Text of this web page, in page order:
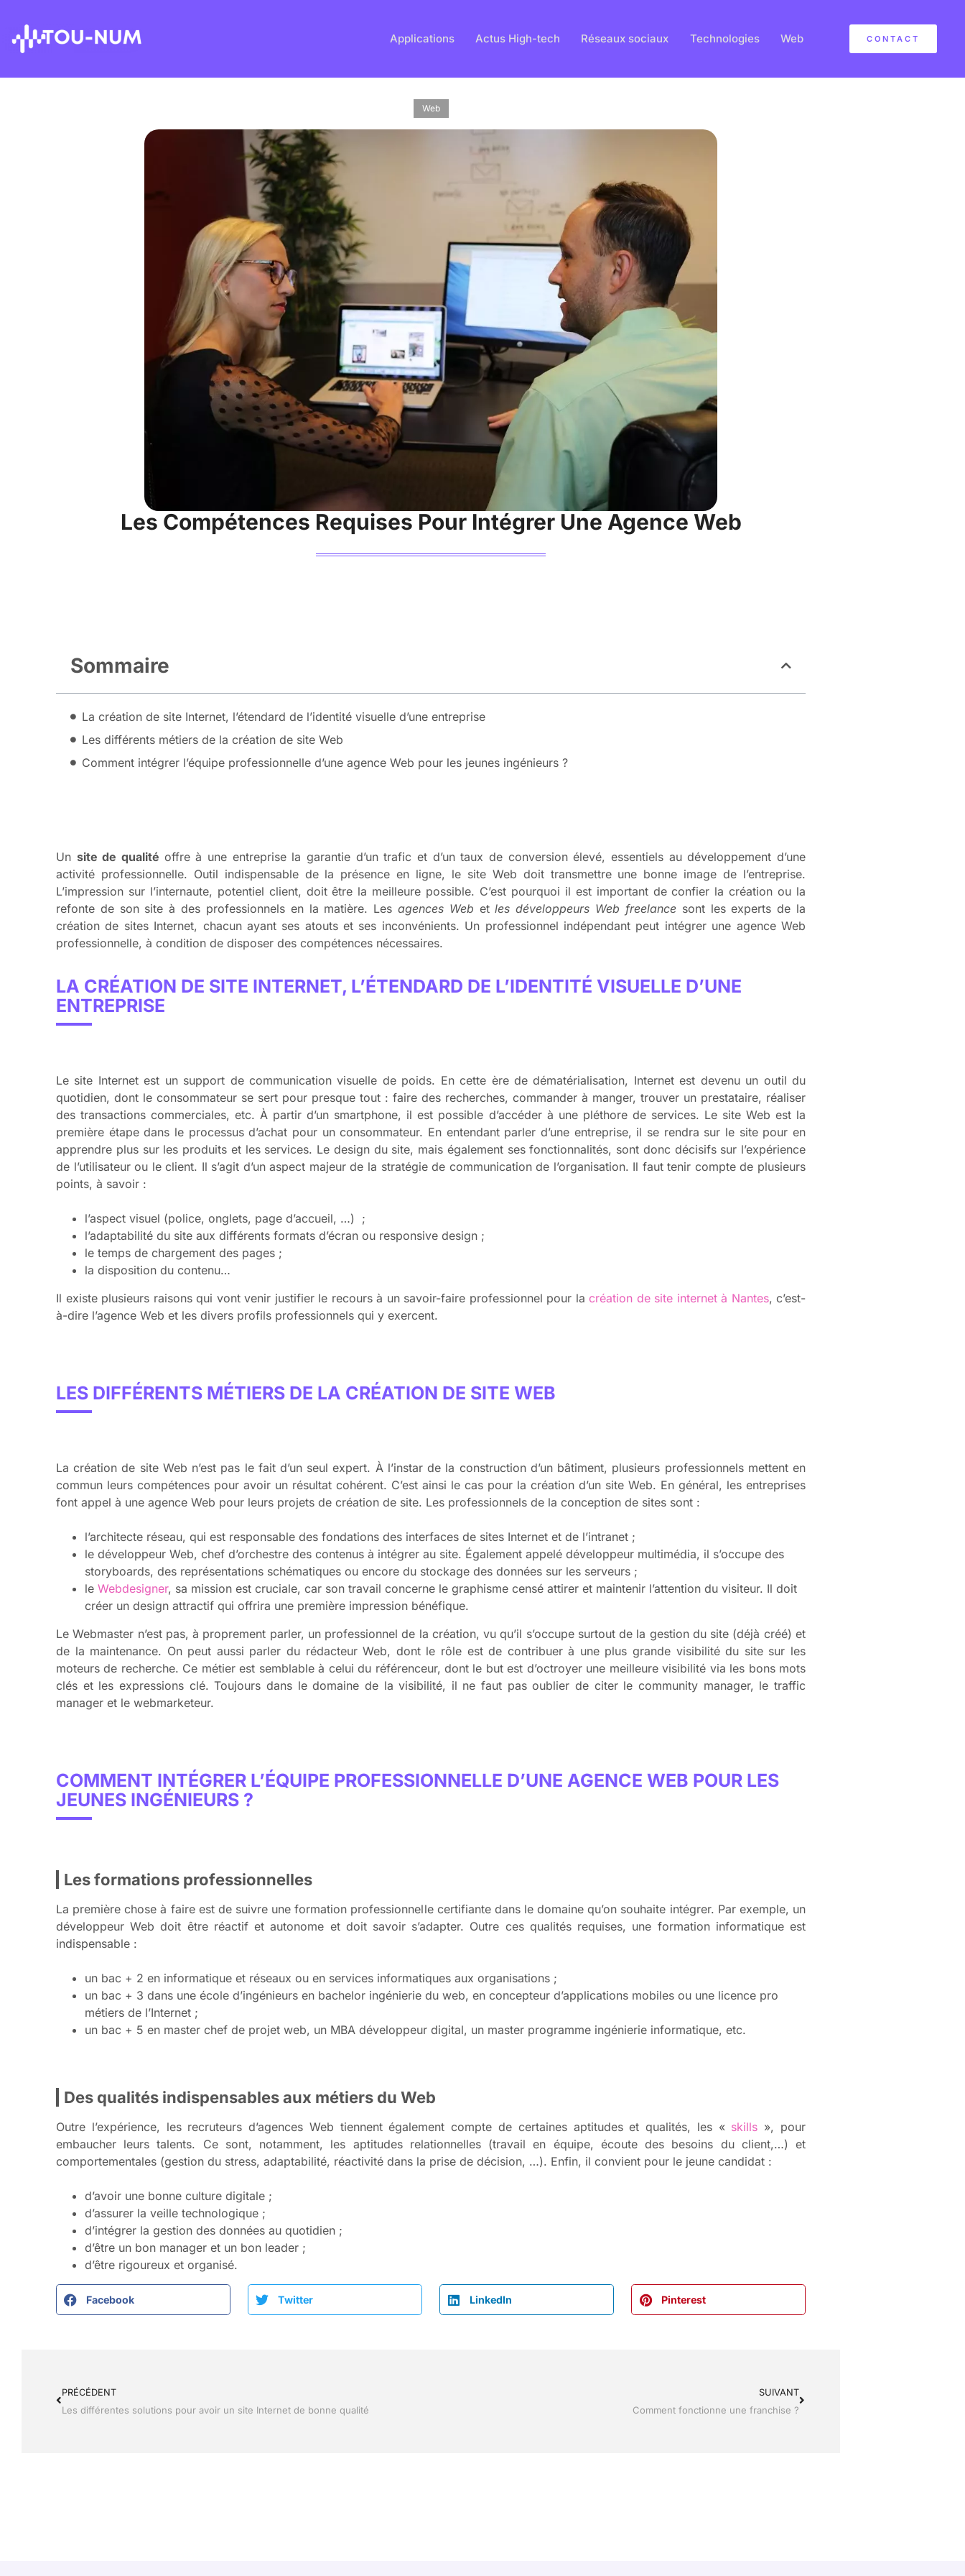
Applications Actus High-tech Réseaux sociaux Technologies Web CONTACT
Web
Les Compétences Requises Pour Intégrer Une Agence Web
Sommaire
La création de site Internet, l’étendard de l’identité visuelle d’une entreprise
Les différents métiers de la création de site Web
Comment intégrer l’équipe professionnelle d’une agence Web pour les jeunes ingénieurs ?
Un site de qualité offre à une entreprise la garantie d’un trafic et d’un taux de conversion élevé, essentiels au développement d’une
activité professionnelle. Outil indispensable de la présence en ligne, le site Web doit transmettre une bonne image de l’entreprise.
L’impression sur l’internaute, potentiel client, doit être la meilleure possible. C’est pourquoi il est important de confier la création ou la
refonte de son site à des professionnels en la matière. Les agences Web etles développeurs Web freelancesont les experts de la
création de sites Internet, chacun ayant ses atouts et ses inconvénients. Un professionnel indépendant peut intégrer une agence Web
professionnelle, à condition de disposer des compétences nécessaires.
LA CRÉATION DE SITE INTERNET, L’ÉTENDARD DE L’IDENTITÉ VISUELLE D’UNE
ENTREPRISE
Le site Internet est un support de communication visuelle de poids. En cette ère de dématérialisation, Internet est devenu un outil du
quotidien, dont le consommateur se sert pour presque tout : faire des recherches, commander à manger, trouver un prestataire, réaliser
des transactions commerciales, etc. À partir d’un smartphone, il est possible d’accéder à une pléthore de services. Le site Web est la
première étape dans le processus d’achat pour un consommateur. En entendant parler d’une entreprise, il se rendra sur le site pour en
apprendre plus sur les produits et les services. Le design du site, mais également ses fonctionnalités, sont donc décisifs sur l’expérience
de l’utilisateur ou le client. Il s’agit d’un aspect majeur de la stratégie de communication de l’organisation. Il faut tenir compte de plusieurs
points, à savoir :
l’aspect visuel (police, onglets, page d’accueil, …) ;
l’adaptabilité du site aux différents formats d’écran ou responsive design ;
le temps de chargement des pages ;
la disposition du contenu…
Il existe plusieurs raisons qui vont venir justifier le recours à un savoir-faire professionnel pour la création de site internet à Nantes, c’est-
à-dire l’agence Web et les divers profils professionnels qui y exercent.
LES DIFFÉRENTS MÉTIERS DE LA CRÉATION DE SITE WEB
La création de site Web n’est pas le fait d’un seul expert. À l’instar de la construction d’un bâtiment, plusieurs professionnels mettent en
commun leurs compétences pour avoir un résultat cohérent. C’est ainsi le cas pour la création d’un site Web. En général, les entreprises
font appel à une agence Web pour leurs projets de création de site. Les professionnels de la conception de sites sont :
l’architecte réseau, qui est responsable des fondations des interfaces de sites Internet et de l’intranet ;
le développeur Web, chef d’orchestre des contenus à intégrer au site. Également appelé développeur multimédia, il s’occupe des
storyboards, des représentations schématiques ou encore du stockage des données sur les serveurs ;
le Webdesigner, sa mission est cruciale, car son travail concerne le graphisme censé attirer et maintenir l’attention du visiteur. Il doit
créer un design attractif qui offrira une première impression bénéfique.
Le Webmaster n’est pas, à proprement parler, un professionnel de la création, vu qu’il s’occupe surtout de la gestion du site (déjà créé) et
de la maintenance. On peut aussi parler du rédacteur Web, dont le rôle est de contribuer à une plus grande visibilité du site sur les
moteurs de recherche. Ce métier est semblable à celui du référenceur, dont le but est d’octroyer une meilleure visibilité via les bons mots
clés et les expressions clé. Toujours dans le domaine de la visibilité, il ne faut pas oublier de citer le community manager, le traffic
manager et le webmarketeur.
COMMENT INTÉGRER L’ÉQUIPE PROFESSIONNELLE D’UNE AGENCE WEB POUR LES
JEUNES INGÉNIEURS ?
Les formations professionnelles
La première chose à faire est de suivre une formation professionnelle certifiante dans le domaine qu’on souhaite intégrer. Par exemple, un
développeur Web doit être réactif et autonome et doit savoir s’adapter. Outre ces qualités requises, une formation informatique est
indispensable :
un bac + 2 en informatique et réseaux ou en services informatiques aux organisations ;
un bac + 3 dans une école d’ingénieurs en bachelor ingénierie du web, en concepteur d’applications mobiles ou une licence pro
métiers de l’Internet ;
un bac + 5 en master chef de projet web, un MBA développeur digital, un master programme ingénierie informatique, etc.
Des qualités indispensables aux métiers du Web
Outre l’expérience, les recruteurs d’agences Web tiennent également compte de certaines aptitudes et qualités, les « skills », pour
embaucher leurs talents. Ce sont, notamment, les aptitudes relationnelles (travail en équipe, écoute des besoins du client,…) et
comportementales (gestion du stress, adaptabilité, réactivité dans la prise de décision, …). Enfin, il convient pour le jeune candidat :
d’avoir une bonne culture digitale ;
d’assurer la veille technologique ;
d’intégrer la gestion des données au quotidien ;
d’être un bon manager et un bon leader ;
d’être rigoureux et organisé.
Facebook Twitter LinkedIn Pinterest
PRÉCÉDENT
Les différentes solutions pour avoir un site Internet de bonne qualité
SUIVANT
Comment fonctionne une franchise ?